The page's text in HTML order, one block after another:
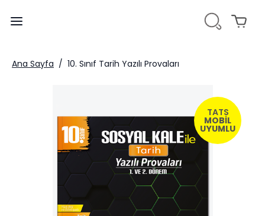
Ana Sayfa / 10. Sınıf Tarih Yazılı Provaları
TATS
MOBİL
UYUMLU